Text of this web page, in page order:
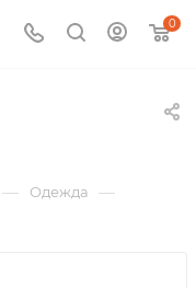
0
— Одежда —